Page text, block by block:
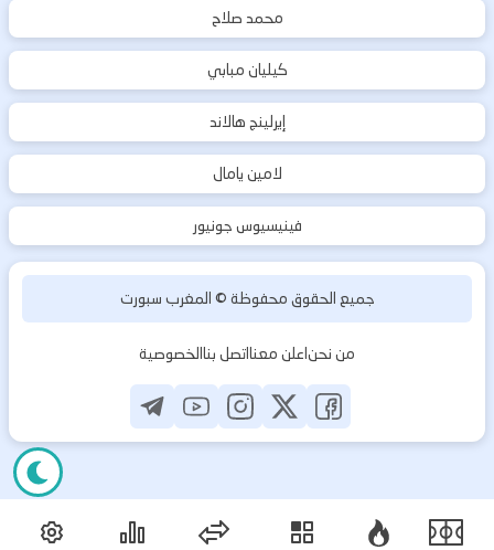
محمد صلاح
كيليان مبابي
إيرلينج هالاند
لامين يامال
فينيسيوس جونيور
جميع الحقوق محفوظة ©المغرب سبورت
من نحناعلن معنااتصل بناالخصوصية